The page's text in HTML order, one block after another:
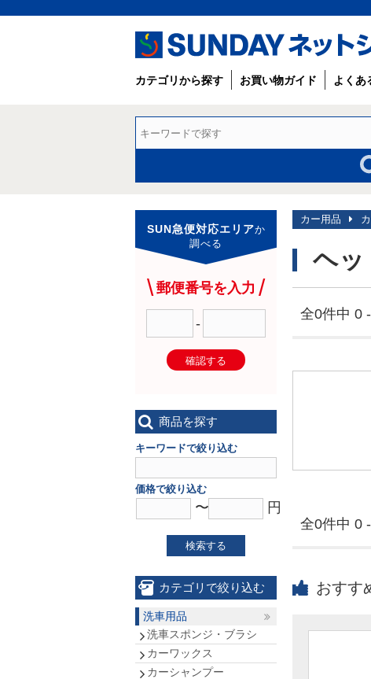
カテゴリから探す お買い物ガイド よくあ
カー用品
ヘッ
全0件中 0
全0件中 0
SUN急便対応エリアか
調べる
郵便番号を入力
-
確認する
商品を探す
キーワードで絞り込む
価格で絞り込む
〜 円
検索する
カテゴリで絞り込む
洗車用品
洗車スポンジ・ブラシ
カーワックス
カーシャンプー
おすす